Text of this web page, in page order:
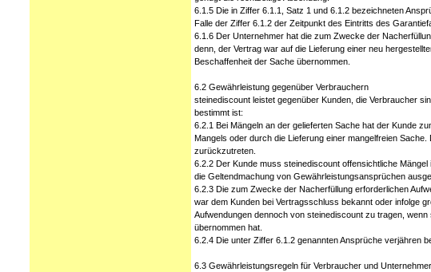
6.1.5 Die in Ziffer 6.1.1, Satz 1 und 6.1.2 bezeichneten
Falle der Ziffer 6.1.2 der Zeitpunkt des Eintritts des
6.1.6 Der Unternehmer hat die zum Zwecke der
denn, der Vertrag war auf die Lieferung einer neu
Beschaffenheit der Sache übernommen.
6.2 Gewährleistung gegenüber Verbrauchern
steinediscount leistet gegenüber Kunden, die Verbraucher
bestimmt ist:
6.2.1 Bei Mängeln an der gelieferten Sache hat der Kunde
Mangels oder durch die Lieferung einer mangelfreien
zurückzutreten.
6.2.2 Der Kunde muss steinediscount offensichtliche
die Geltendmachung von Gewährleistungsansprüchen
6.2.3 Die zum Zwecke der Nacherfüllung erforderlichen
war dem Kunden bei Vertragsschluss bekannt oder infolge
Aufwendungen dennoch von steinediscount zu tragen,
übernommen hat.
6.2.4 Die unter Ziffer 6.1.2 genannten Ansprüche verjähren
6.3 Gewährleistungsregeln für Verbraucher und Unternehmer